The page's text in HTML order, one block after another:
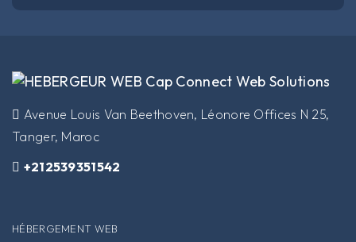
​Avenue Louis Van Beethoven, Léonore Offices N 25,
Tanger, Maroc
+212539351542
HÉBERGEMENT WEB